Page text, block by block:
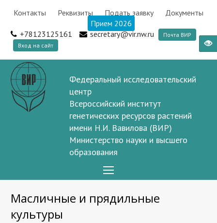
Контакты Реквизиты Подать заявку
Документы
Прием 2026
+78123125161
secretary@vir.nw.ru
Почта ВИР
Вход на сайт
Федеральный исследовательский
центр
Всероссийский институт
генетических ресурсов растений
имени Н.И. Вавилова (ВИР)
Министерство науки и высшего
образования
Menu
Масличные и прядильные
культуры